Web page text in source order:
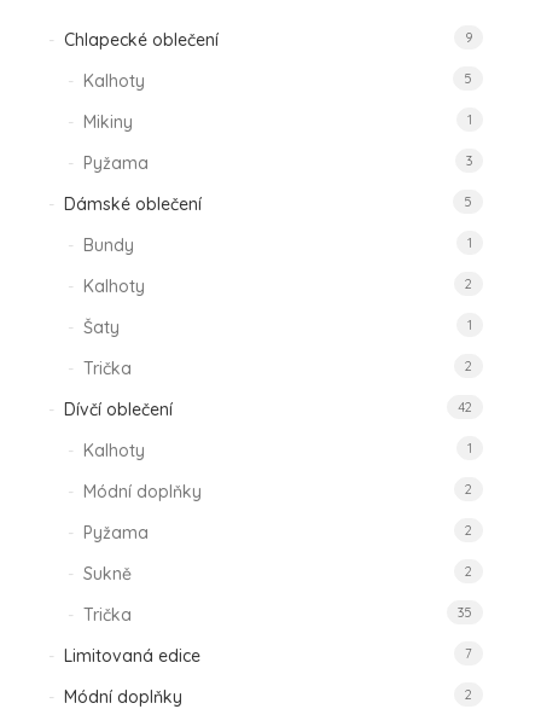
Chlapecké oblečení 9
Kalhoty 5
Mikiny 1
Pyžama 3
Dámské oblečení 5
Bundy 1
Kalhoty 2
Šaty 1
Trička 2
Dívčí oblečení 42
Kalhoty 1
Módní doplňky 2
Pyžama 2
Sukně 2
Trička 35
Limitovaná edice 7
Módní doplňky 2